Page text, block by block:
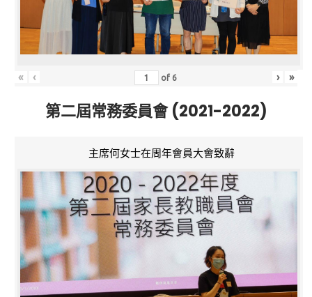
« ‹ of 6 › »
第二屆常務委員會 (2021-2022)
主席何女士在周年會員大會致辭